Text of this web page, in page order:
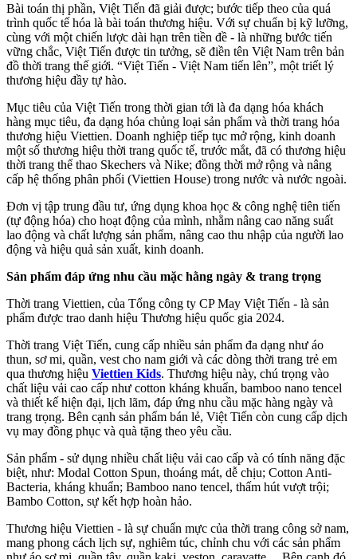
Bài toán thị phần, Việt Tiến đã giải được; bước tiếp theo của quá
trình quốc tế hóa là bài toán thương hiệu. Với sự chuẩn bị kỹ lưỡng,
cùng với một chiến lược dài hạn trên tiền đề - là những bước tiến
vững chắc, Việt Tiến được tin tưởng, sẽ điền tên Việt Nam trên bản
đồ thời trang thế giới. “Việt Tiến - Việt Nam tiến lên”, một triết lý
thương hiệu đầy tự hào.
Mục tiêu của Việt Tiến trong thời gian tới là đa dạng hóa khách
hàng mục tiêu, đa dạng hóa chủng loại sản phẩm và thời trang hóa
thương hiệu Viettien. Doanh nghiệp tiếp tục mở rộng, kinh doanh
một số thương hiệu thời trang quốc tế, trước mắt, đã có thương hiệu
thời trang thể thao Skechers và Nike; đồng thời mở rộng và nâng
cấp hệ thống phân phối (Viettien House) trong nước và nước ngoài.
Đơn vị tập trung đầu tư, ứng dụng khoa học & công nghệ tiên tiến
(tự động hóa) cho hoạt động của mình, nhằm nâng cao năng suất
lao động và chất lượng sản phẩm, nâng cao thu nhập của người lao
động và hiệu quả sản xuất, kinh doanh.
Sản phẩm đáp ứng nhu cầu mặc hằng ngày & trang trọng
Thời trang Viettien, của Tổng công ty CP May Việt Tiến - là sản
phẩm được trao danh hiệu Thương hiệu quốc gia 2024.
Thời trang Việt Tiến, cung cấp nhiều sản phẩm đa dạng như áo
thun, sơ mi, quần, vest cho nam giới và các dòng thời trang trẻ em
qua thương hiệu Viettien Kids. Thương hiệu này, chú trọng vào
chất liệu vải cao cấp như cotton kháng khuẩn, bamboo nano tencel
và thiết kế hiện đại, lịch lãm, đáp ứng nhu cầu mặc hàng ngày và
trang trọng. Bên cạnh sản phẩm bán lẻ, Việt Tiến còn cung cấp dịch
vụ may đồng phục và quà tặng theo yêu cầu.
Sản phẩm - sử dụng nhiều chất liệu vải cao cấp và có tính năng đặc
biệt, như: Modal Cotton Spun, thoáng mát, dễ chịu; Cotton Anti-
Bacteria, kháng khuẩn; Bamboo nano tencel, thấm hút vượt trội;
Bambo Cotton, sự kết hợp hoàn hảo.
Thương hiệu Viettien - là sự chuẩn mực của thời trang công sở nam,
mang phong cách lịch sự, nghiêm túc, chỉnh chu với các sản phẩm